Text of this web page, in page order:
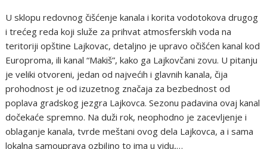
U sklopu redovnog čišćenje kanala i korita vodotokova drugog
i trećeg reda koji služe za prihvat atmosferskih voda na
teritoriji opštine Lajkovac, detaljno je upravo očišćen kanal kod
Europroma, ili kanal “Makiš”, kako ga Lajkovčani zovu. U pitanju
je veliki otvoreni, jedan od najvećih i glavnih kanala, čija
prohodnost je od izuzetnog značaja za bezbednost od
poplava gradskog jezgra Lajkovca. Sezonu padavina ovaj kanal
dočekaće spremno. Na duži rok, neophodno je zacevljenje i
oblaganje kanala, tvrde meštani ovog dela Lajkovca, a i sama
lokalna samouprava ozbiljno to ima u vidu,…